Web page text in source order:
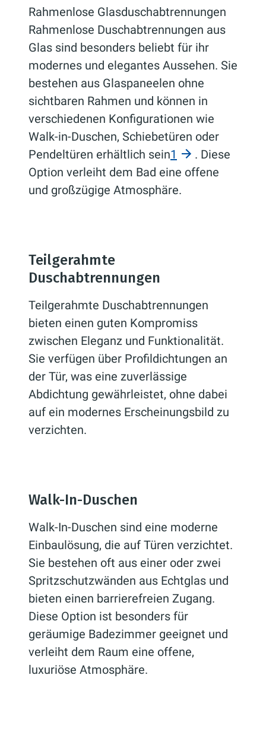
Rahmenlose Glasduschabtrennungen
Rahmenlose Duschabtrennungen aus
Glas sind besonders beliebt für ihr
modernes und elegantes Aussehen. Sie
bestehen aus Glaspaneelen ohne
sichtbaren Rahmen und können in
verschiedenen Konfigurationen wie
Walk-in-Duschen, Schiebetüren oder
Pendeltüren erhältlich sein1
. Diese
Option verleiht dem Bad eine offene
und großzügige Atmosphäre.
Teilgerahmte
Duschabtrennungen
Teilgerahmte Duschabtrennungen
bieten einen guten Kompromiss
zwischen Eleganz und Funktionalität.
Sie verfügen über Profildichtungen an
der Tür, was eine zuverlässige
Abdichtung gewährleistet, ohne dabei
auf ein modernes Erscheinungsbild zu
verzichten.
Walk-In-Duschen
Walk-In-Duschen sind eine moderne
Einbaulösung, die auf Türen verzichtet.
Sie bestehen oft aus einer oder zwei
Spritzschutzwänden aus Echtglas und
bieten einen barrierefreien Zugang.
Diese Option ist besonders für
geräumige Badezimmer geeignet und
verleiht dem Raum eine offene,
luxuriöse Atmosphäre.